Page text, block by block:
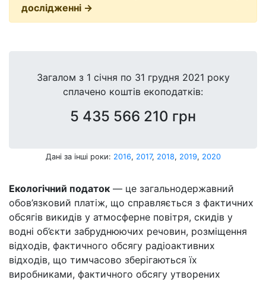
дослідженні →
Загалом з 1 січня по 31 грудня 2021 року
сплачено коштів екоподатків:
5 435 566 210 грн
Дані за інші роки: 2016, 2017, 2018, 2019, 2020
Екологічний податок — це загальнодержавний
обов’язковий платіж, що справляється з фактичних
обсягів викидів у атмосферне повітря, скидів у
водні об’єкти забруднюючих речовин, розміщення
відходів, фактичного обсягу радіоактивних
відходів, що тимчасово зберігаються їх
виробниками, фактичного обсягу утворених